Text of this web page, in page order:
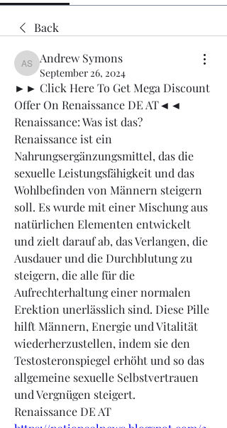
Back
Andrew Symons
Andrew Symons
September 26, 2024
►► Click Here To Get Mega Discount
Offer On Renaissance DE AT◄◄
Renaissance: Was ist das?
Renaissance ist ein
Nahrungsergänzungsmittel, das die
sexuelle Leistungsfähigkeit und das
Wohlbefinden von Männern steigern
soll. Es wurde mit einer Mischung aus
natürlichen Elementen entwickelt
und zielt darauf ab, das Verlangen, die
Ausdauer und die Durchblutung zu
steigern, die alle für die
Aufrechterhaltung einer normalen
Erektion unerlässlich sind. Diese Pille
hilft Männern, Energie und Vitalität
wiederherzustellen, indem sie den
Testosteronspiegel erhöht und so das
allgemeine sexuelle Selbstvertrauen
und Vergnügen steigert.
Renaissance DE AT